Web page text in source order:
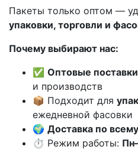
Пакеты только оптом —
упаковки, торговли и
Почему выбирают нас:
✅ Оптовые поставки
и производств
📦 Подходит для
ежедневной фасовки
🌍 Доставка по
⏱️ Режим работы: